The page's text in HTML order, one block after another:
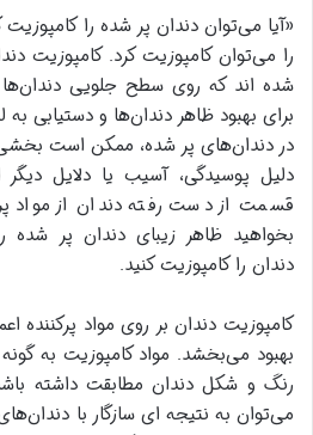
«آیا می‌توان دندان پر شده را
را می‌توان کامپوزیت کرد. کامپوزیت
شده اند که روی سطح جلویی دندان‌ها
برای بهبود ظاهر دندان‌ها و دستیابی
در دندان‌های پر شده، ممکن است بخشی
دلیل پوسیدگی، آسیب یا دلایل دیگر
قسمت از دست رفته دندان از مواد
بخواهید ظاهر زیبای دندان پر شده
دندان را کامپوزیت کنید.
کامپوزیت دندان بر روی مواد پرکننده
بهبود می‌بخشد. مواد کامپوزیت به
رنگ و شکل دندان مطابقت داشته
می‌توان به نتیجه ای سازگار با